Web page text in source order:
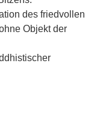
des friedvollen
Objekt der